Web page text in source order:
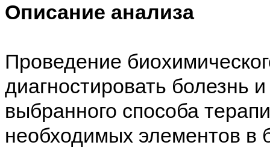
Описание анализа
Проведение
диагностировать болезнь
выбранного способа
необходимых элементов в